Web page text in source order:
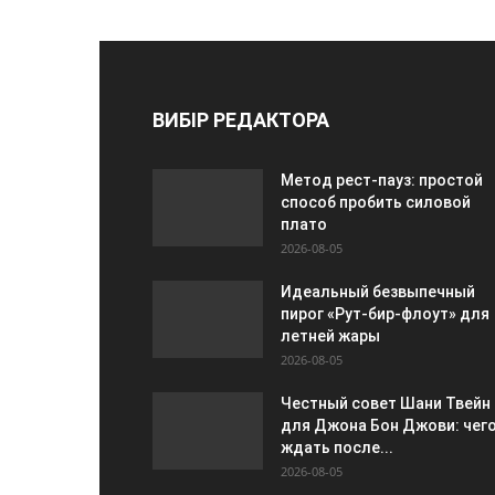
ВИБІР РЕДАКТОРА
Метод рест-пауз: простой
способ пробить силовой
плато
2026-08-05
Идеальный безвыпечный
пирог «Рут-бир-флоут» для
летней жары
2026-08-05
Честный совет Шани Твейн
для Джона Бон Джови: чего
ждать после...
2026-08-05